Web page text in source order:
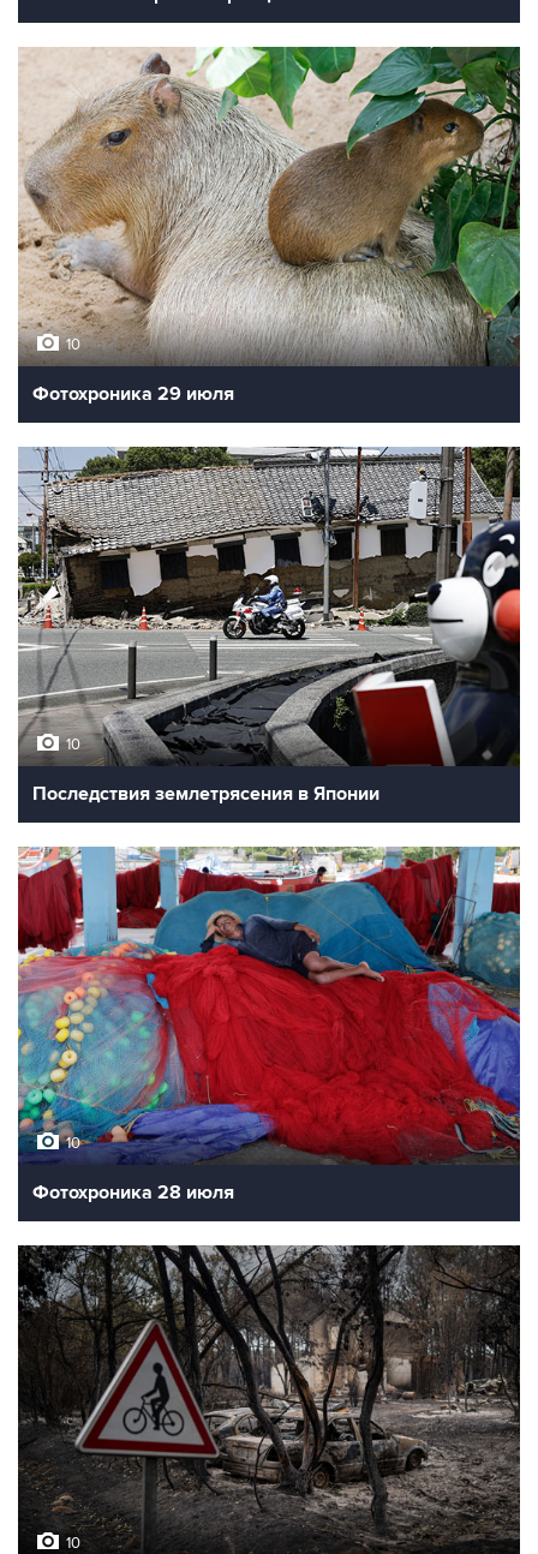
10
Фотохроника 29 июля
10
Последствия землетрясения в Японии
10
Фотохроника 28 июля
10